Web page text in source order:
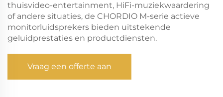
thuisvideo-entertainment, HiFi-muziekwaardering
of andere situaties, de CHORDIO M-serie actieve
monitorluidsprekers bieden uitstekende
geluidprestaties en productdiensten.
Vraag een offerte aan